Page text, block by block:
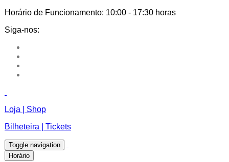
Horário de Funcionamento: 10:00 - 17:30 horas
Siga-nos:
Loja | Shop
Bilheteira | Tickets
Toggle navigation
Horário